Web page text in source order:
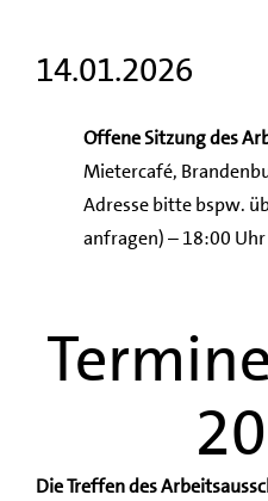
14.01.2026
Offene Sitzung des
Mietercafé,
Adresse bitte bspw.
anfragen) – 18:00 Uhr
Die Treffen des